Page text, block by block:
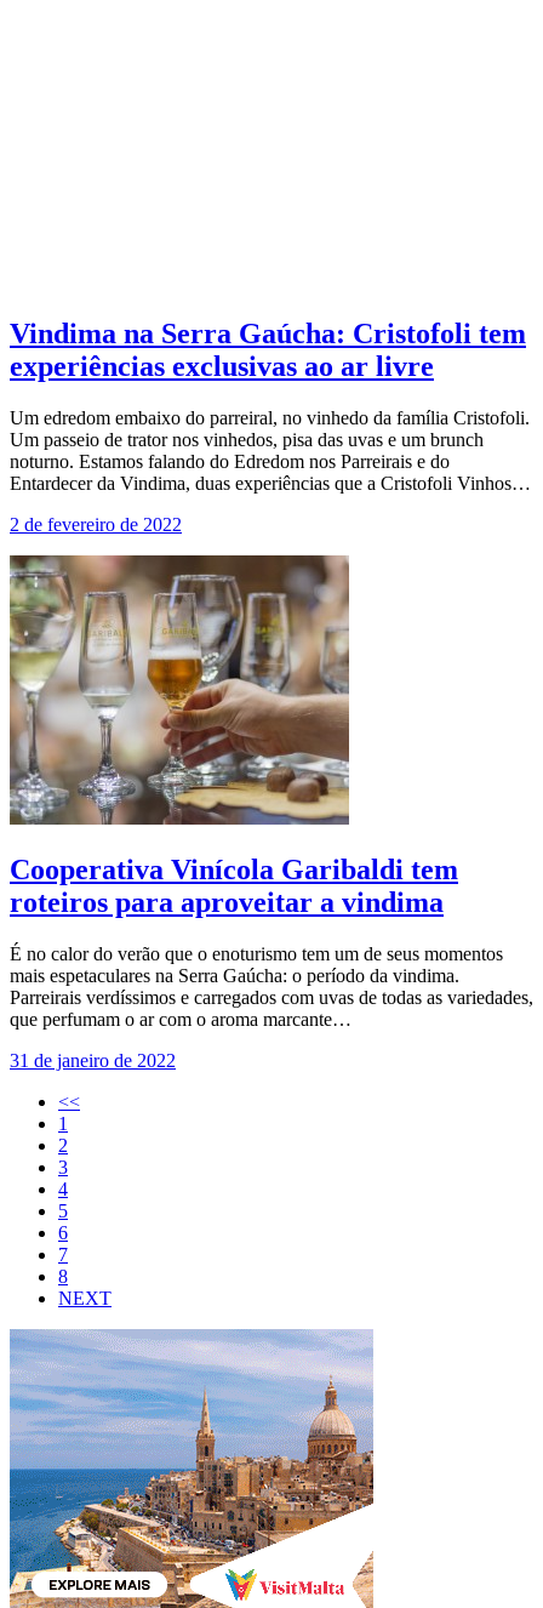
Vindima na Serra Gaúcha: Cristofoli tem
experiências exclusivas ao ar livre
Um edredom embaixo do parreiral, no vinhedo da família Cristofoli.
Um passeio de trator nos vinhedos, pisa das uvas e um brunch
noturno. Estamos falando do Edredom nos Parreirais e do
Entardecer da Vindima, duas experiências que a Cristofoli Vinhos…
2 de fevereiro de 2022
Cooperativa Vinícola Garibaldi tem
roteiros para aproveitar a vindima
É no calor do verão que o enoturismo tem um de seus momentos
mais espetaculares na Serra Gaúcha: o período da vindima.
Parreirais verdíssimos e carregados com uvas de todas as variedades,
que perfumam o ar com o aroma marcante…
31 de janeiro de 2022
<<
1
2
3
4
5
6
7
8
NEXT